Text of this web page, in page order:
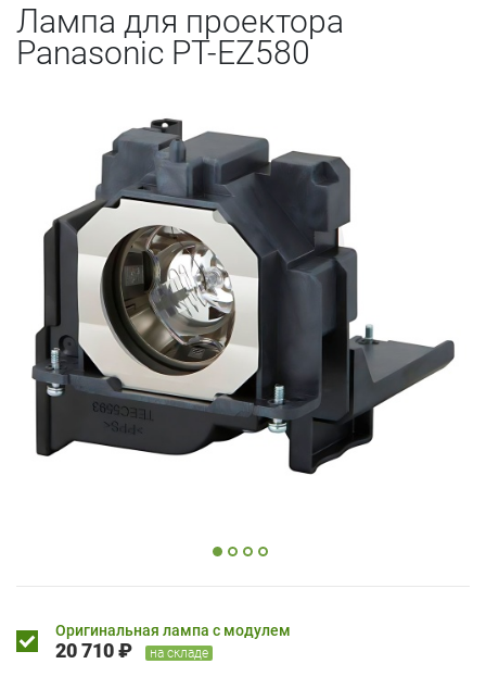
Лампа для проектора
Panasonic PT-EZ580
Оригинальная лампа с модулем
20 710 ₽ на складе